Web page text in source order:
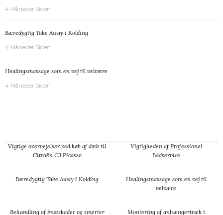
4 Måneder Siden
Bæredygtig Take Away i Kolding
4 Måneder Siden
Healingsmassage som en vej til velvære
4 Måneder Siden
Vigtige overvejelser ved køb af dæk til
Citroën C3 Picasso
Vigtigheden af Professionel
Bådservice
Bæredygtig Take Away i Kolding
Healingsmassage som en vej til
velvære
Behandling af knæskader og smerter Montering af anhængertræk i